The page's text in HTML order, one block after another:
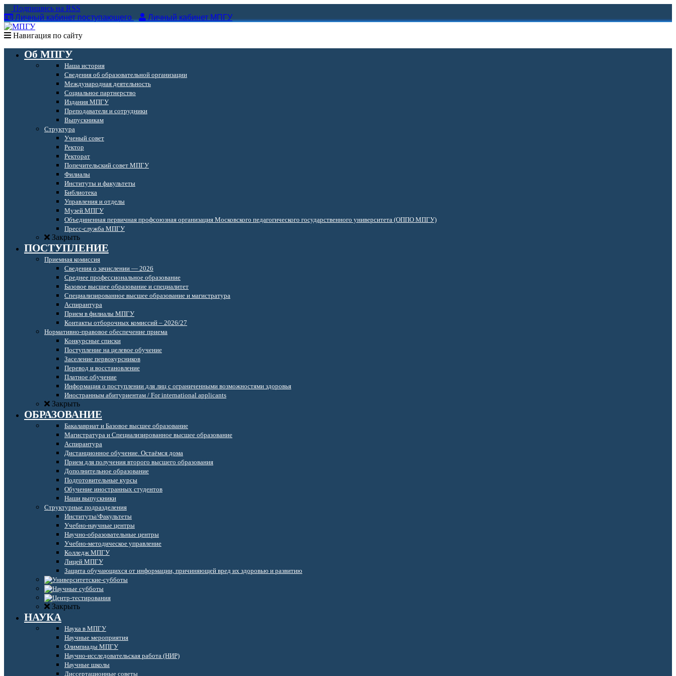
Подпишись на RSS
Личный кабинет поступающего
Личный кабинет МПГУ
Навигация по сайту
Об МПГУ
Наша история
Сведения об образовательной организации
Международная деятельность
Социальное партнерство
Издания МПГУ
Преподаватели и сотрудники
Выпускникам
Структура
Ученый совет
Ректор
Ректорат
Попечительский совет МПГУ
Филиалы
Институты и факультеты
Библиотека
Управления и отделы
Музей МПГУ
Объединенная первичная профсоюзная организация Московского педагогического государственного университета (ОППО МПГУ)
Пресс-служба МПГУ
Закрыть
ПОСТУПЛЕНИЕ
Приемная комиссия
Сведения о зачислении — 2026
Среднее профессиональное образование
Базовое высшее образование и специалитет
Специализированное высшее образование и магистратура
Аспирантура
Прием в филиалы МПГУ
Контакты отборочных комиссий – 2026/27
Нормативно-правовое обеспечение приема
Конкурсные списки
Поступление на целевое обучение
Заселение первокурсников
Перевод и восстановление
Платное обучение
Информация о поступлении для лиц с ограниченными возможностями здоровья
Иностранным абитуриентам / For international applicants
Закрыть
ОБРАЗОВАНИЕ
Бакалавриат и Базовое высшее образование
Магистратура и Специализированное высшее образование
Аспирантура
Дистанционное обучение. Остаёмся дома
Прием для получения второго высшего образования
Дополнительное образование
Подготовительные курсы
Обучение иностранных студентов
Наши выпускники
Структурные подразделения
Институты/Факультеты
Учебно-научные центры
Научно-образовательные центры
Учебно-методическое управление
Колледж МПГУ
Лицей МПГУ
Защита обучающихся от информации, причиняющей вред их здоровью и развитию
Закрыть
НАУКА
Наука в МПГУ
Научные мероприятия
Олимпиады МПГУ
Научно-исследовательская работа (НИР)
Научные школы
Диссертационные советы